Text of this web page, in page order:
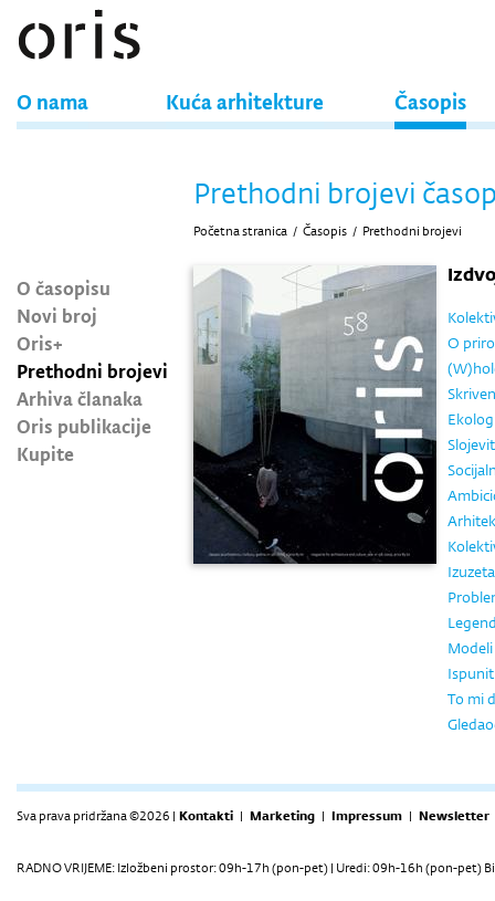
O nama Kuća arhitekture Časopis
O časopisu
Novi broj
Oris+
Prethodni brojevi
Arhiva članaka
Oris publikacije
Kupite
Prethodni brojevi
Početna stranica / Časopis / Prethodni brojevi
O
To mi
Sva prava pridržana ©2026 | Kontakti | Marketing | Impressum | Newsletter
RADNO VRIJEME: Izložbeni prostor: 09h-17h (pon-pet) | Uredi: 09h-16h (pon-pet)